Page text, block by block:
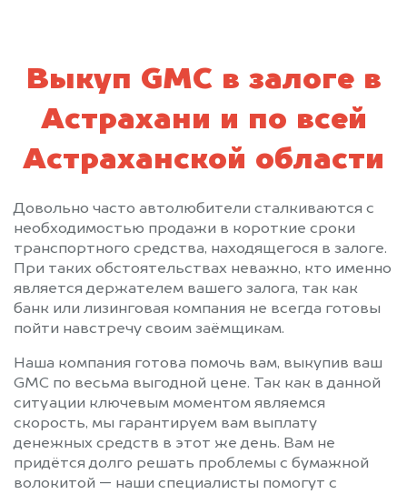
Выкуп GMC в залоге в
Астрахани и по всей
Астраханской области
Довольно часто автолюбители сталкиваются с
необходимостью продажи в короткие сроки
транспортного средства, находящегося в залоге.
При таких обстоятельствах неважно, кто именно
является держателем вашего залога, так как
банк или лизинговая компания не всегда готовы
пойти навстречу своим заёмщикам.
Наша компания готова помочь вам, выкупив ваш
GMC по весьма выгодной цене. Так как в данной
ситуации ключевым моментом являемся
скорость, мы гарантируем вам выплату
денежных средств в этот же день. Вам не
придётся долго решать проблемы с бумажной
волокитой — наши специалисты помогут с